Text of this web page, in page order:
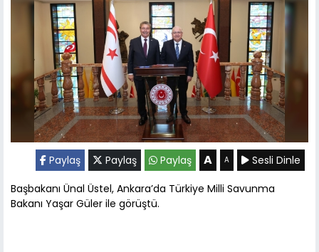
Paylaş Paylaş Paylaş A A
Sesli Dinle
Başbakanı Ünal Üstel, Ankara’da Türkiye Milli Savunma
Bakanı Yaşar Güler ile görüştü.